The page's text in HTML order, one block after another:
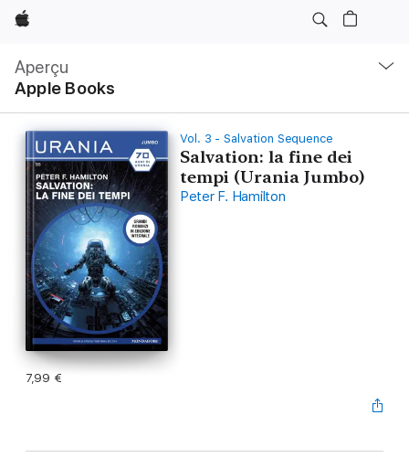
Apple
Aperçu
Apple Books
locale
Ouvrir
menu
Vol. 3 - Salvation Sequence
Salvation: la fine dei
tempi (Urania Jumbo)
Peter F. Hamilton
7,99 €